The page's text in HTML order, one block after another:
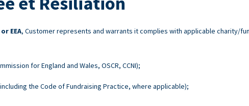
EEA, Customer represents and warrants it complies with applicable charity/
for England and Wales, OSCR, CCNI);
the Code of Fundraising Practice, where applicable);